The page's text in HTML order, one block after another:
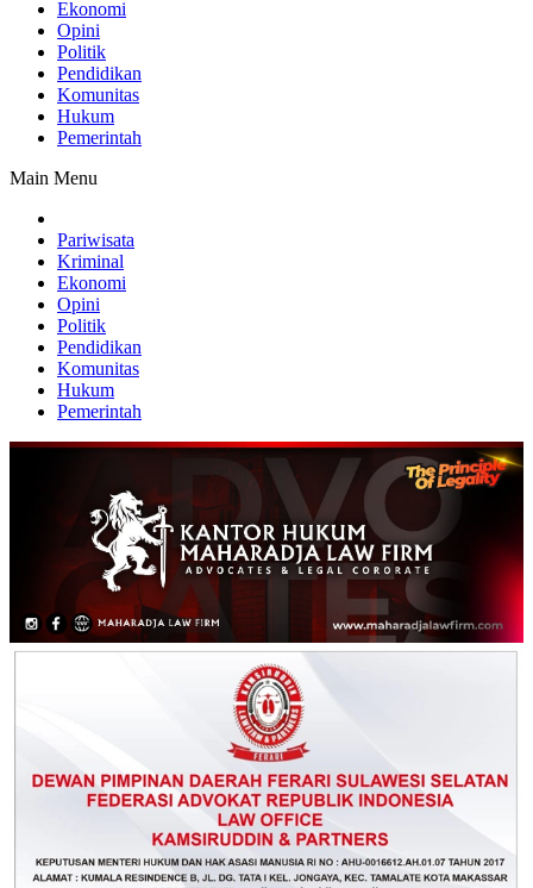
Ekonomi
Opini
Politik
Pendidikan
Komunitas
Hukum
Pemerintah
Main Menu
Pariwisata
Kriminal
Ekonomi
Opini
Politik
Pendidikan
Komunitas
Hukum
Pemerintah